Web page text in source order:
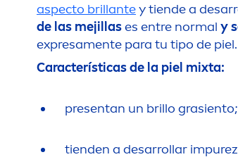
aspecto brillantey tiende a
de las mejillases entre normal y
expresamente para tu tipo de piel.
Características de la piel mixta:
presentan un brillo grasiento;
tienden a desarrollar impure